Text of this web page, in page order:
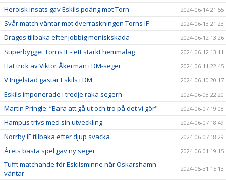
Heroisk insats gav Eskils poäng mot Torn 2024-06-14 21:55
Svår match väntar mot överraskningen Torns IF 2024-06-13 21:23
Dragos tillbaka efter jobbig meniskskada 2024-06-12 13:26
Superbygget Torns IF - ett starkt hemmalag 2024-06-12 13:11
Hat trick av Viktor Åkerman i DM-seger 2024-06-11 22:45
V Ingelstad gästar Eskils i DM 2024-06-10 20:17
Eskils imponerade i tredje raka segern 2024-06-08 22:20
Martin Pringle: ”Bara att gå ut och tro på det vi gör" 2024-06-07 19:08
Hampus trivs med sin utveckling 2024-06-07 18:49
Norrby IF tillbaka efter djup svacka 2024-06-07 18:29
Årets bästa spel gav ny seger 2024-06-01 19:15
Tufft matchande för Eskilsminne när Oskarshamn
väntar
2024-05-31 15:13